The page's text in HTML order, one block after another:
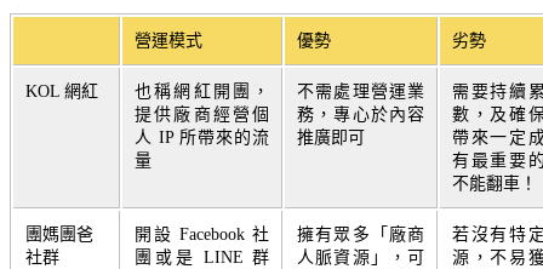
營運模式 優勢 劣勢
KOL 網紅
也稱網紅開團，
提供廠商經營個
人 IP 所帶來的流
量
不需處理營運業
務，專心於內容
推廣即可
需要持續
數，及確
帶來一定
有最重要
不能翻車！
團媽團爸
社群
開設 Facebook 社
團或是 LINE 群
擁有眾多「廠商
人脈資源」，可
若沒有特
源，不易